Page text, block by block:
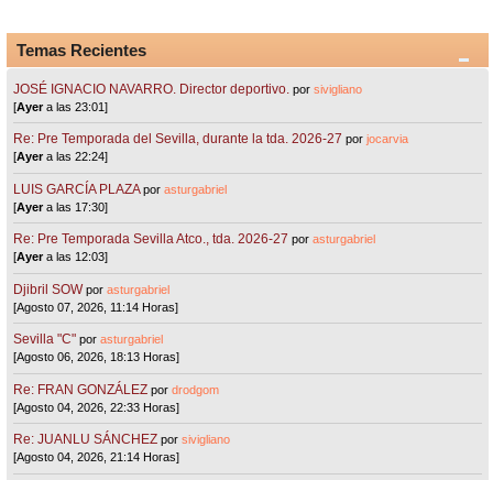
Temas Recientes
JOSÉ IGNACIO NAVARRO. Director deportivo. porsivigliano
[Ayera las 23:01]
Re: Pre Temporada del Sevilla, durante la tda. 2026-27 porjocarvia
[Ayera las 22:24]
LUIS GARCÍA PLAZA porasturgabriel
[Ayera las 17:30]
Re: Pre Temporada Sevilla Atco., tda. 2026-27 porasturgabriel
[Ayera las 12:03]
Djibril SOW porasturgabriel
[Agosto 07, 2026, 11:14 Horas]
Sevilla "C"porasturgabriel
[Agosto 06, 2026, 18:13 Horas]
Re: FRAN GONZÁLEZ pordrodgom
[Agosto 04, 2026, 22:33 Horas]
Re: JUANLU SÁNCHEZ porsivigliano
[Agosto 04, 2026, 21:14 Horas]